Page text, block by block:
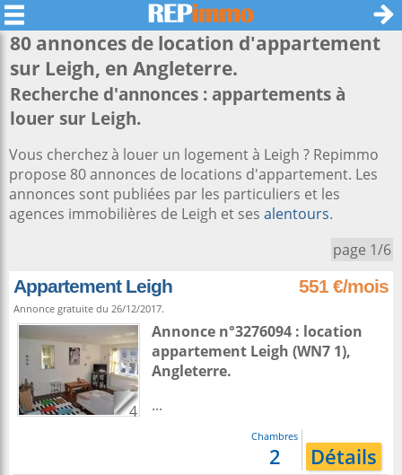
80 annonces de location d'appartement
sur Leigh, en Angleterre.
Recherche d'annonces : appartements à
louer sur Leigh.
Vous cherchez à louer un logement à Leigh ? Repimmo
propose 80 annonces de locations d'appartement. Les
annonces sont publiées par les particuliers et les
agences immobilières de Leigh et ses alentours.
page 1/6
Appartement Leigh 551 €/mois
Annonce gratuite du 26/12/2017.
4
Annonce n°3276094 : location
appartement Leigh (WN7 1),
Angleterre.
...
Chambres
2 Détails